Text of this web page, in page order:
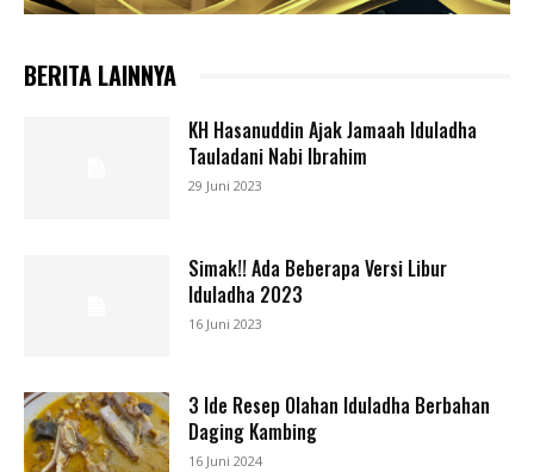
BERITA LAINNYA
KH Hasanuddin Ajak Jamaah Iduladha
Tauladani Nabi Ibrahim
29 Juni 2023
Simak!! Ada Beberapa Versi Libur
Iduladha 2023
16 Juni 2023
3 Ide Resep Olahan Iduladha Berbahan
Daging Kambing
16 Juni 2024